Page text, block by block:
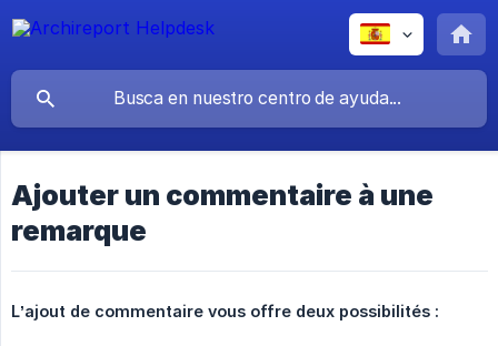
Ajouter un commentaire à une
remarque
L’ajout de commentaire vous offre deux possibilités :